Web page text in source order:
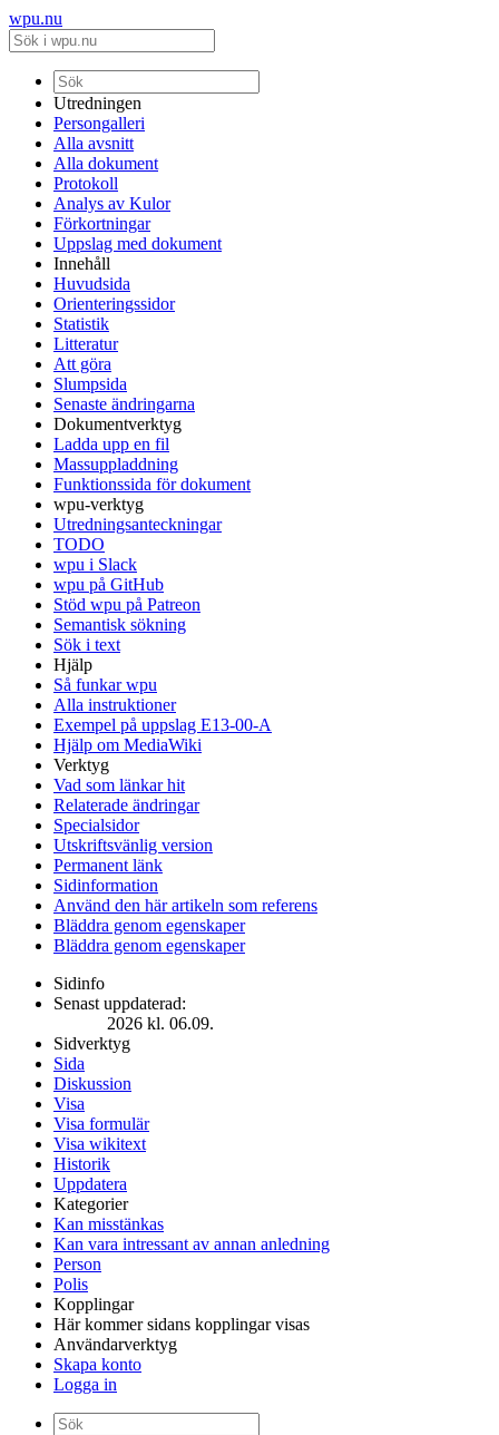
wpu.nu
Utredningen
Persongalleri
Alla avsnitt
Alla dokument
Protokoll
Analys av Kulor
Förkortningar
Uppslag med dokument
Innehåll
Huvudsida
Orienteringssidor
Statistik
Litteratur
Att göra
Slumpsida
Senaste ändringarna
Dokumentverktyg
Ladda upp en fil
Massuppladdning
Funktionssida för dokument
wpu-verktyg
Utredningsanteckningar
TODO
wpu i Slack
wpu på GitHub
Stöd wpu på Patreon
Semantisk sökning
Sök i text
Hjälp
Så funkar wpu
Alla instruktioner
Exempel på uppslag E13-00-A
Hjälp om MediaWiki
Verktyg
Vad som länkar hit
Relaterade ändringar
Specialsidor
Utskriftsvänlig version
Permanent länk
Sidinformation
Använd den här artikeln som referens
Bläddra genom egenskaper
Bläddra genom egenskaper
Sidinfo
Senast uppdaterad:
2026 kl. 06.09.
Sidverktyg
Sida
Diskussion
Visa
Visa formulär
Visa wikitext
Historik
Uppdatera
Kategorier
Kan misstänkas
Kan vara intressant av annan anledning
Person
Polis
Kopplingar
Här kommer sidans kopplingar visas
Användarverktyg
Skapa konto
Logga in